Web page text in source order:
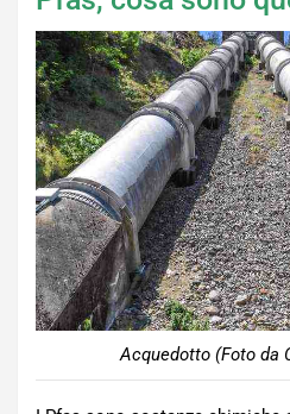
Acquedotto (Foto da